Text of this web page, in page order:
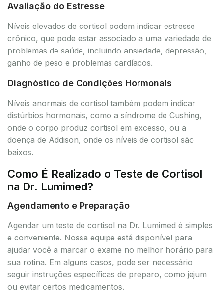
Avaliação do Estresse
Níveis elevados de cortisol podem indicar estresse
crônico, que pode estar associado a uma variedade de
problemas de saúde, incluindo ansiedade, depressão,
ganho de peso e problemas cardíacos.
Diagnóstico de Condições Hormonais
Níveis anormais de cortisol também podem indicar
distúrbios hormonais, como a síndrome de Cushing,
onde o corpo produz cortisol em excesso, ou a
doença de Addison, onde os níveis de cortisol são
baixos.
Como É Realizado o Teste de Cortisol
na Dr. Lumimed?
Agendamento e Preparação
Agendar um teste de cortisol na Dr. Lumimed é simples
e conveniente. Nossa equipe está disponível para
ajudar você a marcar o exame no melhor horário para
sua rotina. Em alguns casos, pode ser necessário
seguir instruções específicas de preparo, como jejum
ou evitar certos medicamentos.